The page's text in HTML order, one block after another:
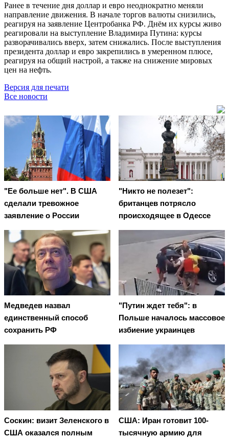
Ранее в течение дня доллар и евро неоднократно меняли
направление движения. В начале торгов валюты снизились,
реагируя на заявление Центробанка РФ. Днём их курсы живо
реагировали на выступление Владимира Путина: курсы
разворачивались вверх, затем снижались. После выступления
президента доллар и евро закрепились в умеренном плюсе,
реагируя на общий настрой, а также на снижение мировых
цен на нефть.
Версия для печати
Все новости
"Ее больше нет". В США
сделали тревожное
заявление о России
"Никто не полезет":
британцев потрясло
происходящее в Одессе
Медведев назвал
единственный способ
сохранить РФ
"Путин ждет тебя": в
Польше началось массовое
избиение украинцев
Соскин: визит Зеленского в
США оказался полным
США: Иран готовит 100-
тысячную армию для